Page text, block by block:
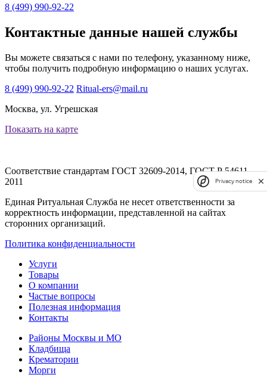
8 (499) 990-92-22
Контактные данные нашей службы
Вы можете связаться с нами по телефону, указанному ниже,
чтобы получить подробную информацию о наших услугах.
8 (499) 990-92-22 Ritual-ers@mail.ru
Москва, ул. Угрешская
Показать на карте
Соответствие стандартам ГОСТ 32609-2014, ГОСТ Р 54611-
2011
Единая Ритуальная Служба не несет ответственности за
корректность информации, представленной на сайтах
сторонних организаций.
Политика конфиденциальности
Услуги
Товары
О компании
Частые вопросы
Полезная информация
Контакты
Районы Москвы и МО
Кладбища
Крематории
Морги
Privacy notice